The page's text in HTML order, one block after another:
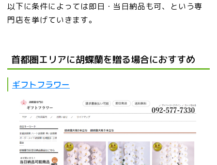
以下に条件によっては即日・当日納品も可、という専
門店を挙げていきます。
首都圏エリアに胡蝶蘭を贈る場合におすすめ
ギフトフラワー